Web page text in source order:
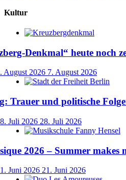
Kultur
Denkmal“ heute noch
August 2026 7. August 2026
Trauer und politische
Juli 2026 28. Juli 2026
2026 – Summer makes
Juni 2026 21. Juni 2026